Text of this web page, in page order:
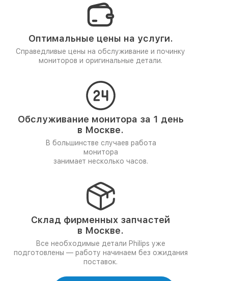
Оптимальные цены на услуги.
Справедливые цены на обслуживание и починку
мониторов и оригинальные детали.
Обслуживание монитора за 1 день
в Москве.
В большинстве случаев работа
монитора
занимает несколько часов.
Склад фирменных запчастей
в Москве.
Все необходимые детали Philips уже
подготовлены — работу начинаем без ожидания
поставок.